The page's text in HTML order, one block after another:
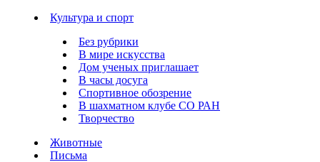
Культура и спорт
Без рубрики
В мире искусства
Дом ученых приглашает
В часы досуга
Спортивное обозрение
В шахматном клубе СО РАН
Творчество
Животные
Письма